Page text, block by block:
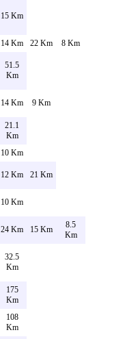
15 Km
14 Km 22 Km 8 Km
51.5
Km
14 Km 9 Km
21.1
Km
10 Km
12 Km 21 Km
10 Km
24 Km 15 Km
8.5
Km
32.5
Km
175
Km
108
Km